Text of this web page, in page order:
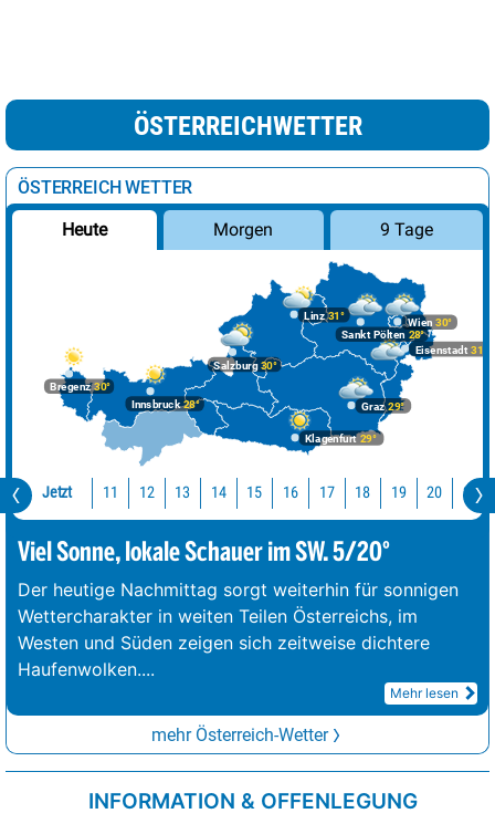
ÖSTERREICHWETTER
ÖSTERREICH WETTER
Heute Morgen 9 Tage
Bregenz30°
Graz29°
Innsbruck28°
Klagenfurt 29°
Linz31°
Salzburg30°
Wien 30°
Eisenstadt 31°
Sankt Pölten 28°
Jetzt 11 12 13 14 15 16 17 18 19 20 21
Viel Sonne, lokale Schauer im SW. 5/20°
Der heutige Nachmittag sorgt weiterhin für sonnigen
Wettercharakter in weiten Teilen Österreichs, im
Westen und Süden zeigen sich zeitweise dichtere
Haufenwolken....
Mehr lesen
mehr Österreich-Wetter
INFORMATION & OFFENLEGUNG